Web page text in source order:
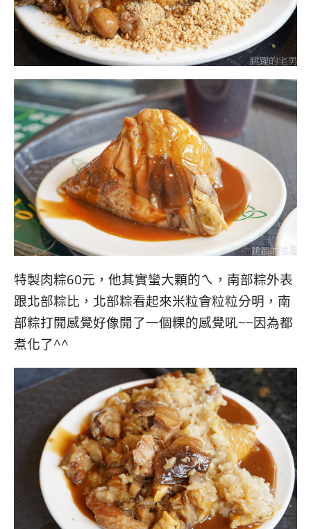
特製肉粽60元，他其實蠻大顆的ㄟ，南部粽外表
跟北部粽比，北部粽看起來米粒會粒粒分明，南
部粽打開感覺好像開了一個粿的感覺吼~~因為都
煮化了^^